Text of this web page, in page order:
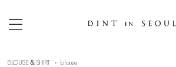
BLOUSE＆SHIRT blouse